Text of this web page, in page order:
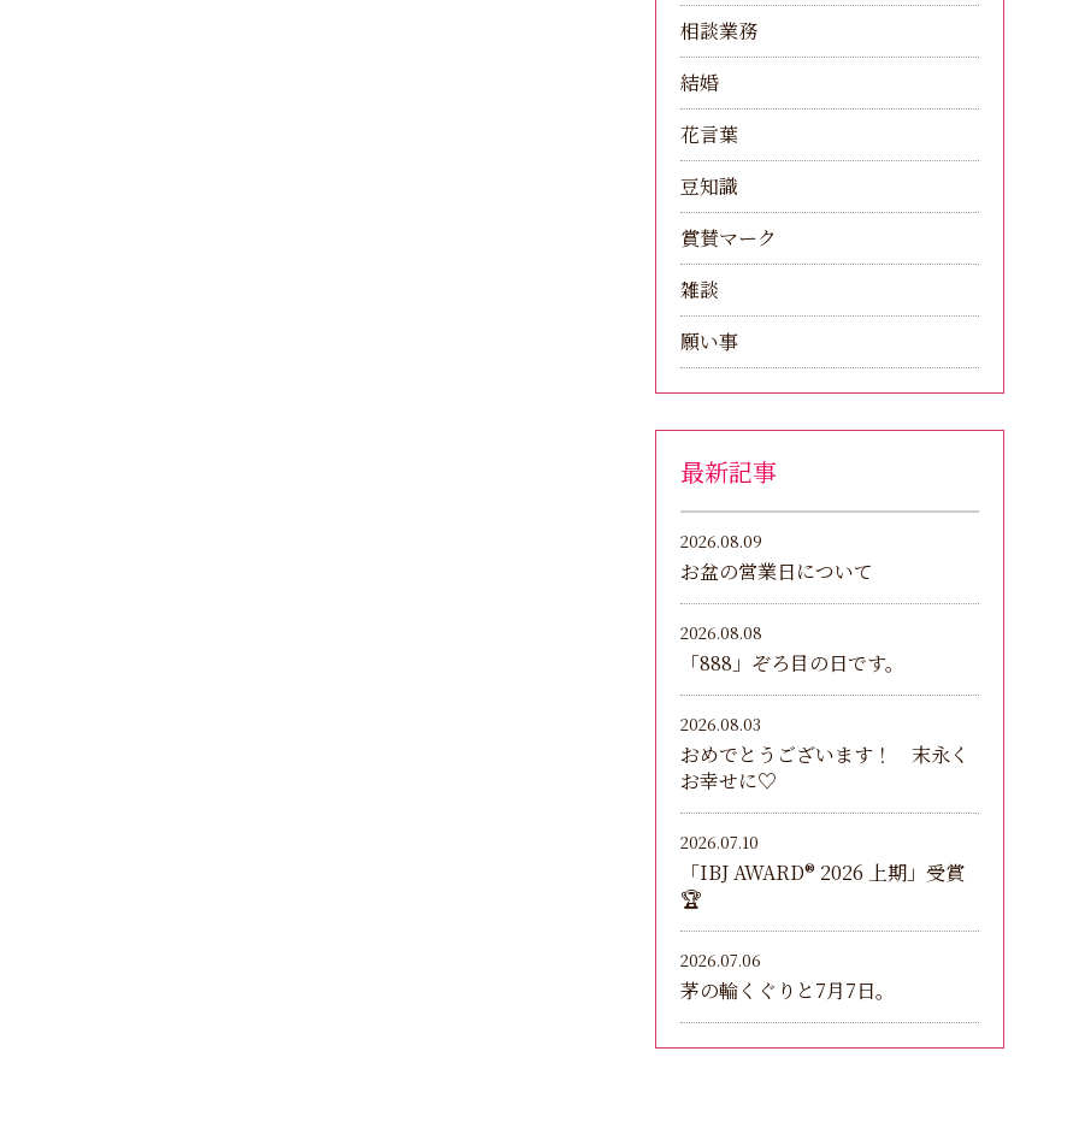
相談業務
結婚
花言葉
豆知識
賞賛マーク
雑談
願い事
最新記事
2026.08.09
お盆の営業日について
2026.08.08
「888」ぞろ目の日です。
2026.08.03
おめでとうございます！ 末永く
お幸せに♡
2026.07.10
「IBJ AWARD®︎ 2026 上期」受賞
🏆
2026.07.06
茅の輪くぐりと7月7日。